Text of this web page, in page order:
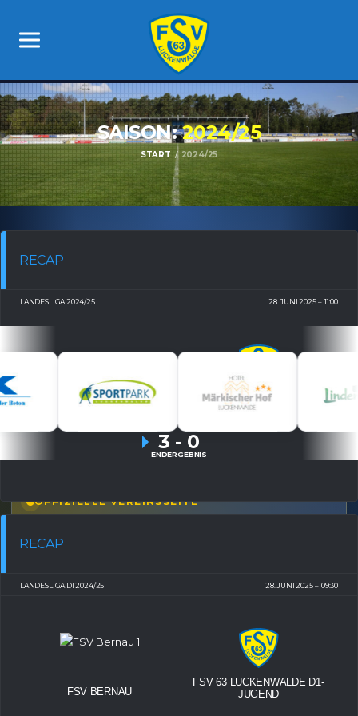
SAISON:2024/25
START 2024/25
RECAP
LANDESLIGA 2024/25 28. JUNI 2025 11:00
SPG. DISSEN/SIELOW
FSV 63 LUCKENWALDE D2-
JUGEND
3 - 0
ENDERGEBNIS
RECAP
LANDESLIGA D1 2024/25 28. JUNI 2025 09:30
FSV BERNAU
FSV 63 LUCKENWALDE D1-
JUGEND
OFFIZIELLE VEREINSSEITE
Tickets, Spielplan, News und Vereinsinfos – alles
Eintrittspreise & Spieltag